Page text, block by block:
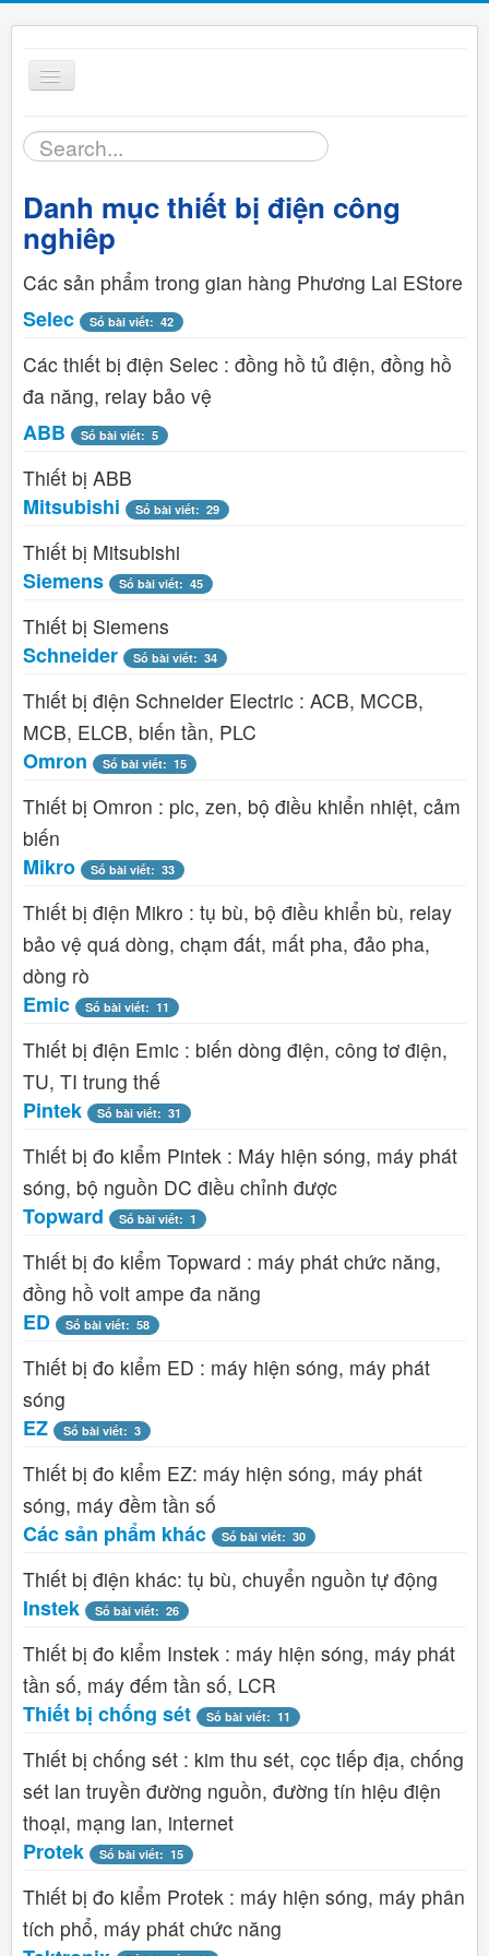
Toggle
Navigation
Trang chủ
Sản phẩm
Tài liệu
Hỗ trợ kỹ thuật
Tìm
kiếm...
Danh mục thiết bị điện công
nghiêp
Các sản phẩm trong gian hàng Phương Lai EStore
Selec Số bài viết: 42
Các thiết bị điện Selec : đồng hồ tủ điện, đồng hồ
đa năng, relay bảo vệ
ABB Số bài viết: 5
Thiết bị ABB
Mitsubishi Số bài viết: 29
Thiết bị Mitsubishi
Siemens Số bài viết: 45
Thiết bị Siemens
Schneider Số bài viết: 34
Thiết bị điện Schneider Electric : ACB, MCCB,
MCB, ELCB, biến tần, PLC
Omron Số bài viết: 15
Thiết bị Omron : plc, zen, bộ điều khiển nhiệt, cảm
biến
Mikro Số bài viết: 33
Thiết bị điện Mikro : tụ bù, bộ điều khiển bù, relay
bảo vệ quá dòng, chạm đất, mất pha, đảo pha,
dòng rò
Emic Số bài viết: 11
Thiết bị điện Emic : biến dòng điện, công tơ điện,
TU, TI trung thế
Pintek Số bài viết: 31
Thiết bị đo kiểm Pintek : Máy hiện sóng, máy phát
sóng, bộ nguồn DC điều chỉnh được
Topward Số bài viết: 1
Thiết bị đo kiểm Topward : máy phát chức năng,
đồng hồ volt ampe đa năng
ED Số bài viết: 58
Thiết bị đo kiểm ED : máy hiện sóng, máy phát
sóng
EZ Số bài viết: 3
Thiết bị đo kiểm EZ: máy hiện sóng, máy phát
sóng, máy đềm tần số
Các sản phẩm khác Số bài viết: 30
Thiết bị điện khác: tụ bù, chuyển nguồn tự động
Instek Số bài viết: 26
Thiết bị đo kiểm Instek : máy hiện sóng, máy phát
tần số, máy đếm tần số, LCR
Thiết bị chống sét Số bài viết: 11
Thiết bị chống sét : kim thu sét, cọc tiếp địa, chống
sét lan truyền đường nguồn, đường tín hiệu điện
thoại, mạng lan, internet
Protek Số bài viết: 15
Thiết bị đo kiểm Protek : máy hiện sóng, máy phân
tích phổ, máy phát chức năng